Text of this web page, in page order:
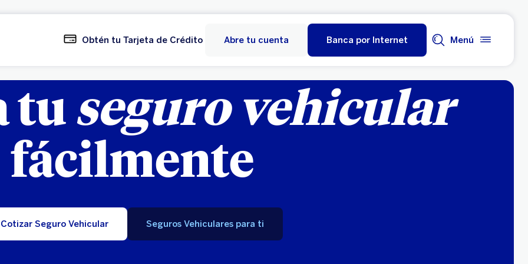
Obtén tu Tarjeta de Crédito Abre tu cuenta Banca por Internet Menú
tuseguro vehicular
fácilmente
Cotizar Seguro Vehicular Seguros Vehiculares para ti